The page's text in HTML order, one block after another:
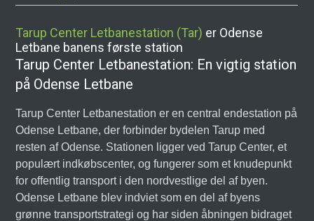
Tarup Center Letbanestation (Tar) er Odense
Letbane banens første station
Tarup Center Letbanestation: En vigtig station
på Odense Letbane
Tarup Center Letbanestation er en central endestation på
Odense Letbane, der forbinder bydelen Tarup med
resten af Odense. Stationen ligger ved Tarup Center, et
populært indkøbscenter, og fungerer som et knudepunkt
for offentlig transport i den nordvestlige del af byen.
Odense Letbane blev indviet som en del af byens
grønne transportstrategi og har siden åbningen bidraget